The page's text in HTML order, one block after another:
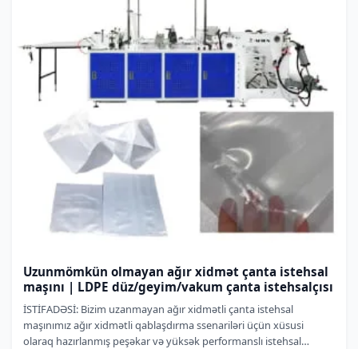
Uzunmömkün olmayan ağır xidmət çanta istehsal
maşını | LDPE düz/geyim/vakum çanta istehsalçısı
İSTİFADƏSİ: Bizim uzanmayan ağır xidmətli çanta istehsal
maşınımız ağır xidmətli qablaşdırma ssenariləri üçün xüsusi
olaraq hazırlanmış peşəkar və yüksək performanslı istehsal